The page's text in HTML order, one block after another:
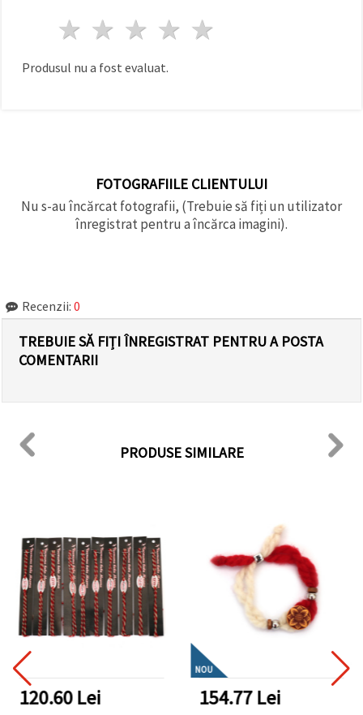
4 stele
3 stele
2 stele
1 stea
Produsul nu a fost evaluat.
FOTOGRAFIILE CLIENTULUI
Nu s-au încărcat fotografii, (Trebuie să fiți un utilizator
înregistrat pentru a încărca imagini).
Recenzii: 0
TREBUIE SĂ FIȚI ÎNREGISTRAT PENTRU A POSTA
COMENTARII
PRODUSE SIMILARE
120.60 Lei
NOU
154.77 Lei